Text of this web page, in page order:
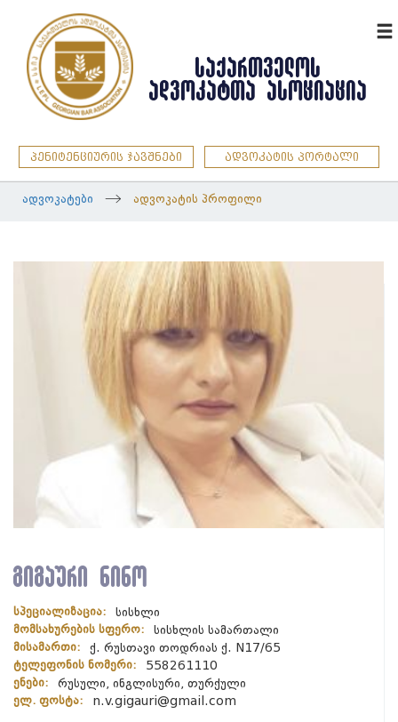
ᲡᲐᲥᲐᲠᲗᲕᲔᲚᲝᲡ
ᲐᲓᲕᲝᲙᲐᲢᲗᲐ ᲐᲡᲝᲪᲘᲐᲪᲘᲐ
პენიტენციურის ჯავშნები ადვოკატის პორტალი
ადვოკატები ადვოკატის პროფილი
გიგაური ნინო
სპეციალიზაცია:
სისხლი
მომსახურების სფერო:
სისხლის სამართალი
მისამართი:
ქ. რუსთავი თოდრიას ქ. N17/65
ტელეფონის ნომერი:
558261110
ენები:
რუსული, ინგლისური, თურქული
ელ. ფოსტა:
n.v.gigauri@gmail.com